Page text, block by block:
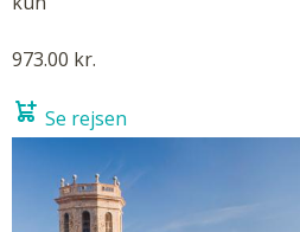
973.00 kr.
Se rejsen